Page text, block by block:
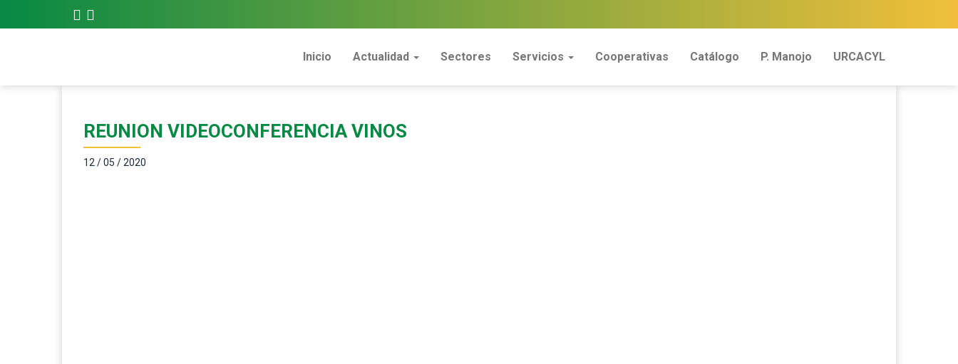
Inicio Actualidad Sectores Servicios Cooperativas Catálogo P. Manojo URCACYL
REUNION VIDEOCONFERENCIA VINOS
12 / 05 / 2020